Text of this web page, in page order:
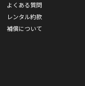
よくある質問
レンタル約款
補償について